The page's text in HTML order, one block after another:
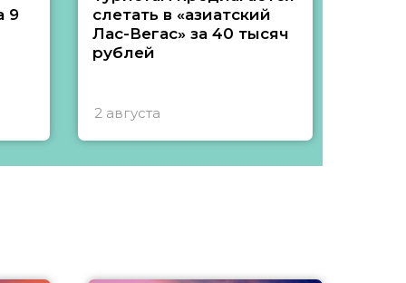
9
слетать в «азиатский
Лас-Вегас» за 40 тысяч
рублей
2 августа